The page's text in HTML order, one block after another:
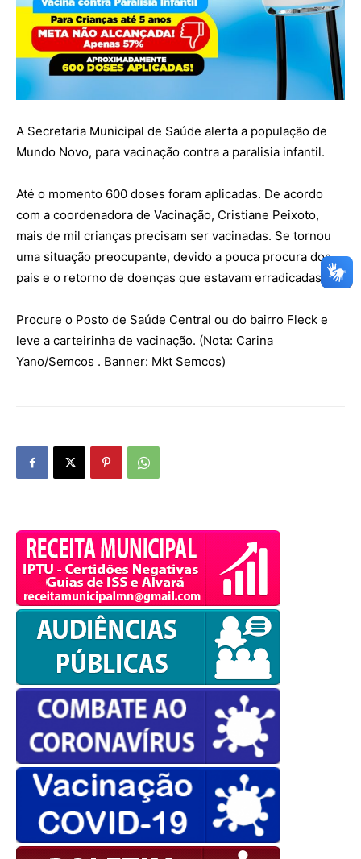
OK
European Commission |
A Secretaria Municipal de Saúde alerta a população de
Mundo Novo, para vacinação contra a paralisia infantil.
Até o momento 600 doses foram aplicadas. De acordo
com a coordenadora de Vacinação, Cristiane Peixoto,
mais de mil crianças precisam ser vacinadas. Se tornou
uma situação preocupante, devido a pouca procura dos
pais e o retorno de doenças que estavam erradicadas.
Procure o Posto de Saúde Central ou do bairro Fleck e
leve a carteirinha de vacinação. (Nota: Carina
Yano/Semcos . Banner: Mkt Semcos)